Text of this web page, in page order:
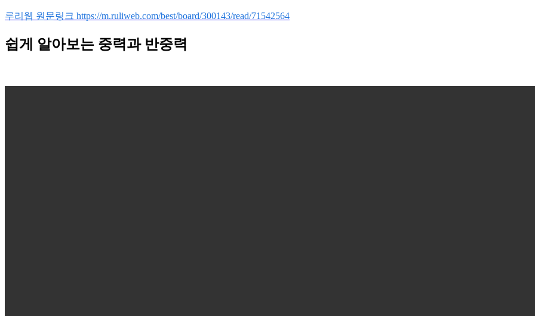
루리웹 원문링크 https://m.ruliweb.com/best/board/300143/read/71542564
쉽게 알아보는 중력과 반중력